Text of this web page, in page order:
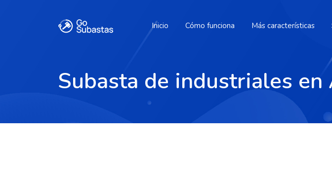
Inicio Cómo funciona Más características
Subasta de industriales en